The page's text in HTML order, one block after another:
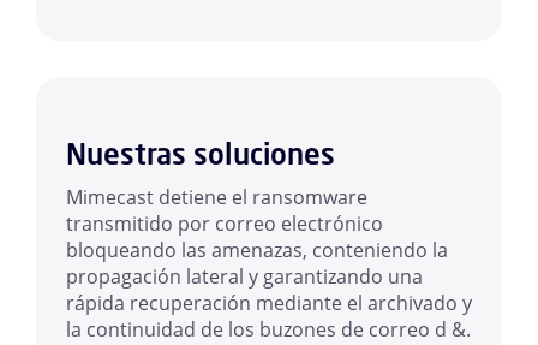
Nuestras soluciones
Mimecast detiene el ransomware
transmitido por correo electrónico
bloqueando las amenazas, conteniendo la
propagación lateral y garantizando una
rápida recuperación mediante el archivado y
la continuidad de los buzones de correo d &.